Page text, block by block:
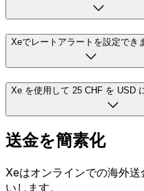
Xeでレートアラートを設定でき
Xe を使用して 25 CHF を USD
送金を簡素化
Xeはオンラインでの海外
いします。